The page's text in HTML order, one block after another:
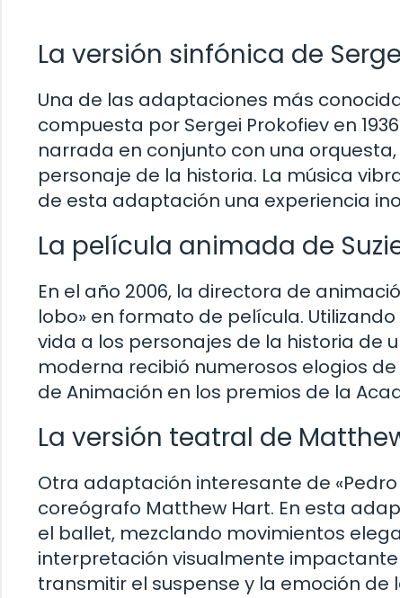
La versión sinfónica de
Una de las adaptaciones más
compuesta por Sergei Prokofiev en
narrada en conjunto con una
personaje de la historia. La música
de esta adaptación una experiencia
La película animada de
En el año 2006, la directora de
lobo» en formato de película.
vida a los personajes de la historia de
moderna recibió numerosos elogios
de Animación en los premios de la
La versión teatral de
Otra adaptación interesante de
coreógrafo Matthew Hart. En esta
el ballet, mezclando movimientos
interpretación visualmente
transmitir el suspense y la emoción